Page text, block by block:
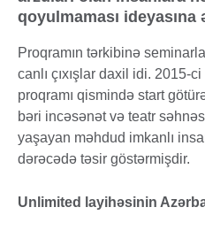
qoyulmaması ideyasına
Proqramın tərkibinə
canlı çıxışlar daxil idi. 2015-
proqramı qismində start
bəri incəsənət və teatr
yaşayan məhdud imkanlı
dərəcədə təsir göstərmişdir.
Unlimited layihəsinin